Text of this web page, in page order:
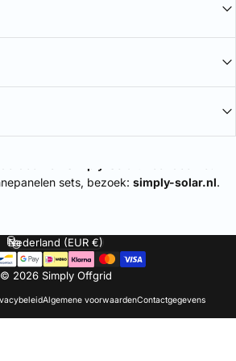
sets, bezoek: simply-solar.nl.
© 2026 Simply Offgrid
Algemene voorwaardenContactgegevens
Land/regio
Nederland (EUR €)